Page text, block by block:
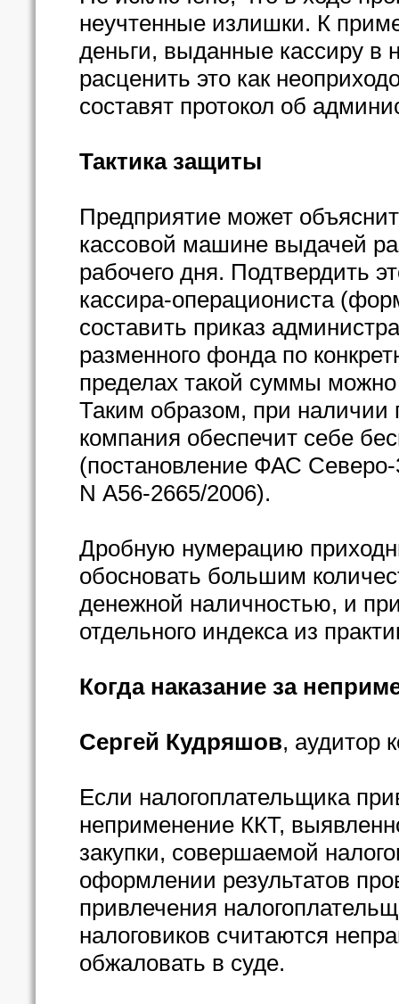
неучтенные излишки. К
деньги, выданные кассиру в
расценить это как
составят протокол об
Тактика защиты
Предприятие может
кассовой машине выдачей
рабочего дня. Подтвердить
кассира-операциониста
составить приказ
разменного фонда по
пределах такой суммы
Таким образом, при
компания обеспечит себе
(постановление ФАС Северо-
N А56-2665/2006).
Дробную нумерацию
обосновать большим
денежной наличностью, и
отдельного индекса из
Когда наказание за
Сергей Кудряшов, аудитор
Если налогоплательщика
неприменение ККТ,
закупки, совершаемой
оформлении результатов
привлечения
налоговиков считаются
обжаловать в суде.